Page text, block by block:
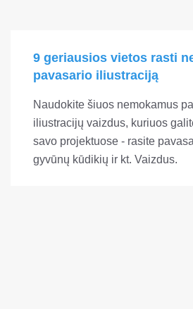
9 geriausios vietos rasti
pavasario iliustraciją
Naudokite šiuos nemokamus
iliustracijų vaizdus, ​​kuriuos
savo projektuose - rasite
gyvūnų kūdikių ir kt. Vaizdus.